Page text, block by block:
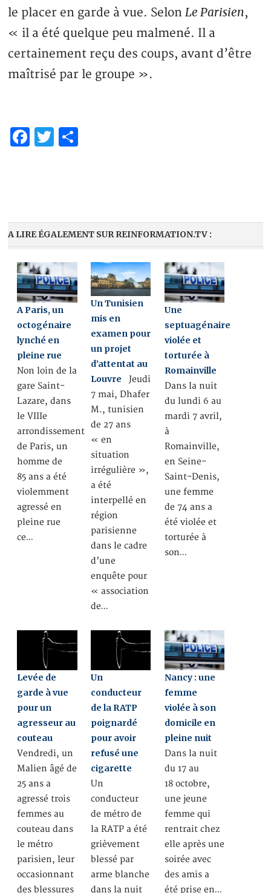
le placer en garde à vue. SelonLe Parisien,
« il a été quelque peu malmené. Il a
certainement reçu des coups, avant d’être
maîtrisé par le groupe ».
Facebook
Twitter
A LIRE ÉGALEMENT SUR REINFORMATION.TV :
A Paris, un
octogénaire
lynché en
pleine rue
Non loin de la
gare Saint-
Lazare, dans
le VIIIe
arrondissement
de Paris, un
homme de
85 ans a été
violemment
agressé en
pleine rue
ce…
Un Tunisien
mis en
examen pour
un projet
d’attentat au
Louvre Jeudi
7 mai, Dhafer
M., tunisien
de 27 ans
« en
situation
irrégulière »,
a été
interpellé en
région
parisienne
dans le cadre
d’une
enquête pour
« association
de…
Une
septuagénaire
violée et
torturée à
Romainville
Dans la nuit
du lundi 6 au
mardi 7 avril,
à
Romainville,
en Seine-
Saint-Denis,
une femme
de 74 ans a
été violée et
torturée à
son…
Levée de
garde à vue
pour un
agresseur au
couteau
Vendredi, un
Malien âgé de
25 ans a
agressé trois
femmes au
couteau dans
le métro
parisien, leur
occasionnant
des blessures
Un
conducteur
de la RATP
poignardé
pour avoir
refusé une
cigarette
Un
conducteur
de métro de
la RATP a été
grièvement
blessé par
arme blanche
dans la nuit
Nancy : une
femme
violée à son
domicile en
pleine nuit
Dans la nuit
du 17 au
18 octobre,
une jeune
femme qui
rentrait chez
elle après une
soirée avec
des amis a
été prise en…